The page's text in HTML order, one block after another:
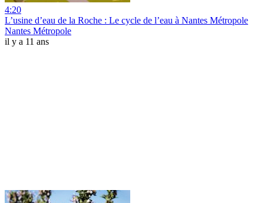
4:20
L’usine d’eau de la Roche : Le cycle de l’eau à Nantes Métropole
Nantes Métropole
il y a 11 ans